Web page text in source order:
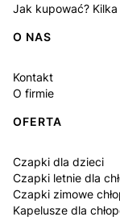
Jak kupować?
O NAS
Kontakt
O firmie
OFERTA
Czapki dla dzieci
Czapki letnie dla
Czapki zimowe
Kapelusze dla